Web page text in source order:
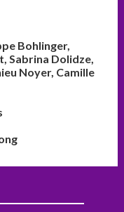
Bohlinger,
Sabrina Dolidze,
Noyer, Camille